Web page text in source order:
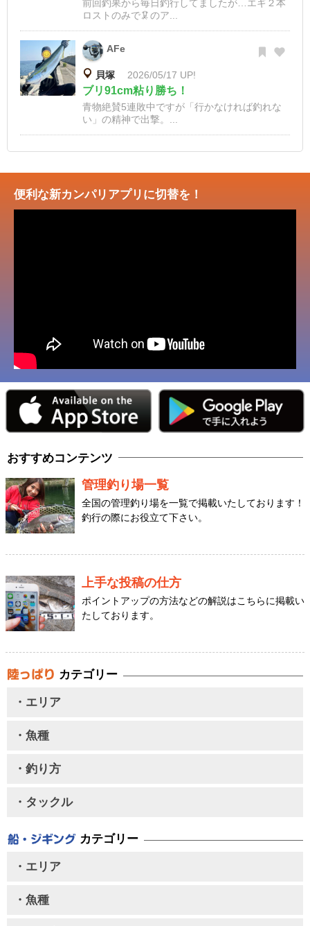
前回釣果から毎日釣行してましたが…エギ２本
ロストのみで🦑のア...
AFe
貝塚 2026/05/17 UP!
ブリ91cm粘り勝ち！
青物絶賛5連敗中ですが「行かなければ釣れな
い」の精神で出撃。...
便利な新カンパリアプリに切替を！
おすすめコンテンツ
管理釣り場一覧
全国の管理釣り場を一覧で掲載いたしております！
釣行の際にお役立て下さい。
上手な投稿の仕方
ポイントアップの方法などの解説はこちらに掲載い
たしております。
カテゴリー
・エリア
・魚種
・釣り方
・タックル
カテゴリー
・エリア
・魚種